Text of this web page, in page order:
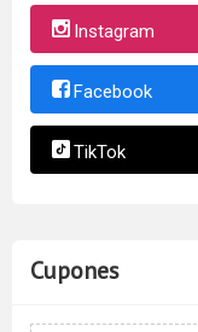
Instagram
Facebook
TikTok
Cupones